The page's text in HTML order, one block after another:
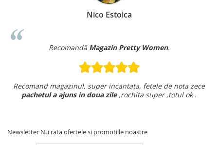
Nico Estoica
Recomandă Magazin Pretty Women.
Recomand magazinul, super incantata, fetele de nota zece
pachetul a ajuns in doua zile,rochita super ,totul ok .
Newsletter Nu rata ofertele si promotiile noastre